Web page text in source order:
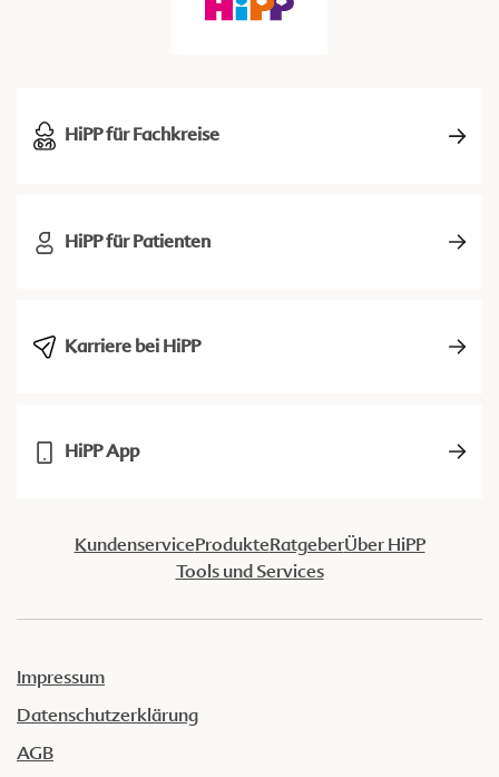
HiPP für Fachkreise
HiPP für Patienten
Karriere bei HiPP
HiPP App
KundenserviceProdukteRatgeberÜber HiPP
Tools und Services
Impressum
Datenschutzerklärung
AGB